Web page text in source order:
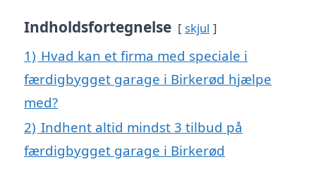
Indholdsfortegnelse skjul
1) Hvad kan et firma med speciale i
færdigbygget garage i Birkerød hjælpe
med?
2) Indhent altid mindst 3 tilbud på
færdigbygget garage i Birkerød